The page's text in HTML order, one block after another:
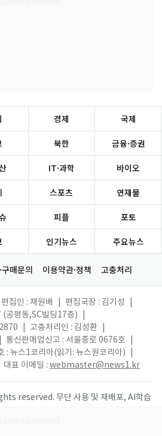
경제 국제
북한 금융·증권
IT·과학 바이오
스포츠 연재물
피플 포토
인기뉴스 주요뉴스
매문의 이용약관·정책 고충처리
편집인 : 채원배 편집국장 : 김기성
(공평동,SC빌딩17층)
고충처리인 : 김성환
통신판매업신고 : 서울종로 0676호
: 뉴스1코리아(읽기: 뉴스원코리아)
대표 이메일 : webmaster@news1.kr
reserved. 무단 사용 및 재배포, AI학습